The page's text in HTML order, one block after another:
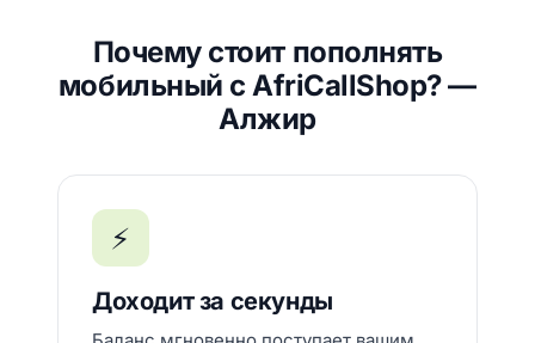
Почему стоит пополнять
мобильный с AfriCallShop? —
Алжир
⚡
Доходит за секунды